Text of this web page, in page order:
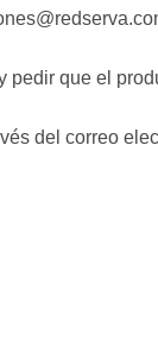
que el
del correo